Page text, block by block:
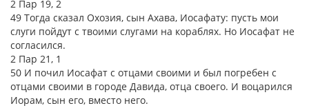
2 Пар 19, 2
49 Тогда сказал Охозия, сын Ахава, Иосафату: пусть мои
слуги пойдут с твоими слугами на кораблях. Но Иосафат не
согласился.
2 Пар 21, 1
50 И почил Иосафат с отцами своими и был погребен с
отцами своими в городе Давида, отца своего. И воцарился
Иорам, сын его, вместо него.